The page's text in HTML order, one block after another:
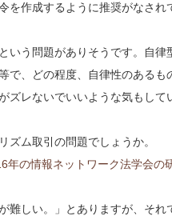
作成するように推奨がなされ
う問題がありそうです。自
、どの程度、自律性のある
レないでいいような気もして
ズム取引の問題でしょうか。
年の情報ネットワーク法学会の
難しい。」とありますが、そ